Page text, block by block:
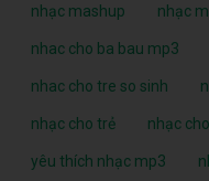
nhạc mashup nhạc
nhac cho ba bau mp3
nhac cho tre so sinh
nhạc cho trẻ nhạc
yêu thích nhạc mp3